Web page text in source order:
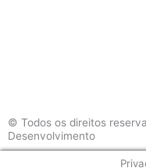
© Todos os direitos
Desenvolvimento